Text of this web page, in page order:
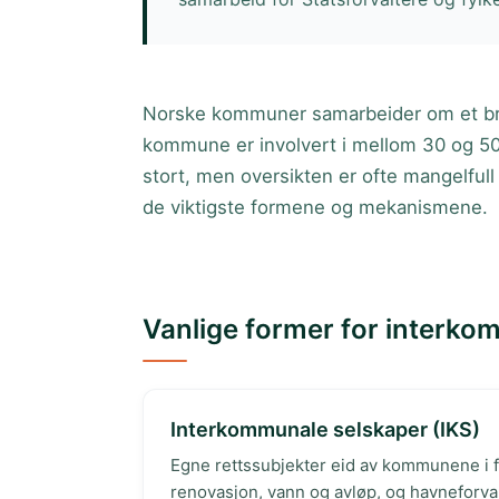
Norske kommuner samarbeider om et
kommune er involvert i mellom 30 og
stort, men oversikten er ofte
de viktigste formene og mekanismene.
Vanlige former for
Interkommunale selskaper (IKS)
Egne rettssubjekter eid av kommunene i
renovasjon, vann og avløp, og